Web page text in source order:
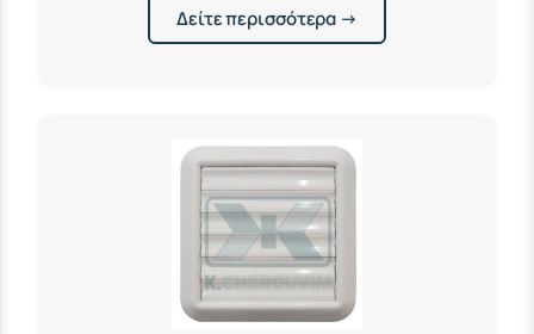
Δείτε περισσότερα →